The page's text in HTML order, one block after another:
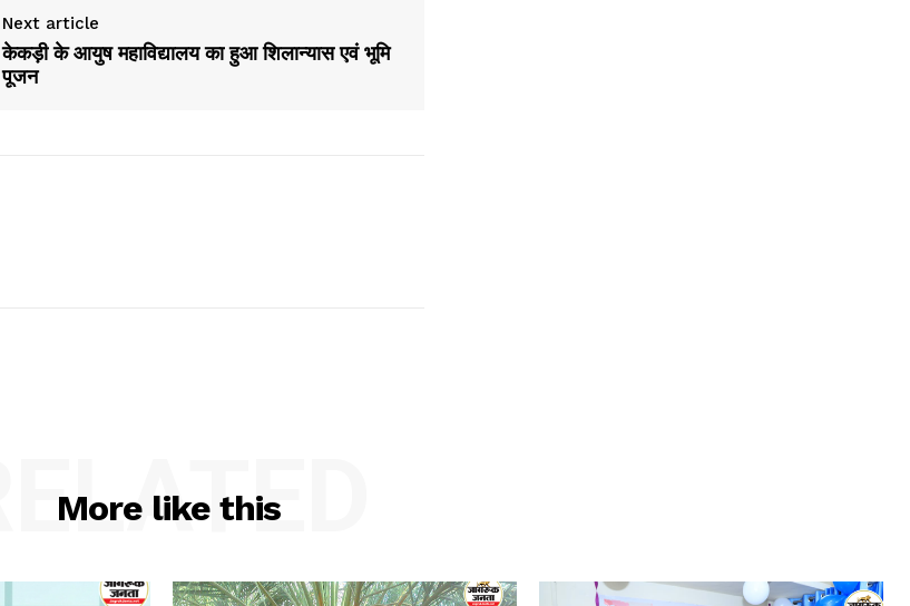
Next article
केकड़ी के आयुष महाविद्यालय का हुआ शिलान्यास एवं भूमि
पूजन
More like this
RELATED